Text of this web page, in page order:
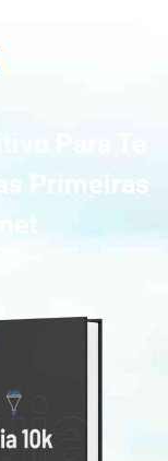
Para Te
Primeiras